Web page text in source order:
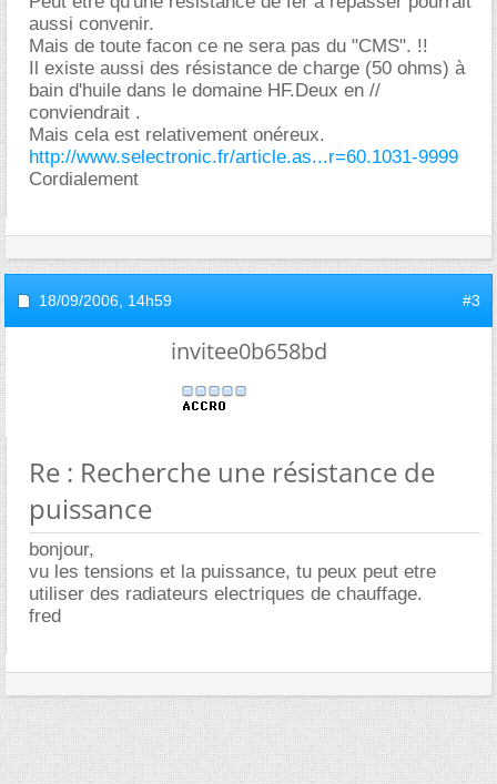
aussi convenir.
Mais de toute facon ce ne sera pas du "CMS". !!
Il existe aussi des résistance de charge (50 ohms) à
bain d'huile dans le domaine HF.Deux en //
conviendrait .
Mais cela est relativement onéreux.
http://www.selectronic.fr/article.as...r=60.1031-9999
Cordialement
18/09/2006, 14h59 #3
invitee0b658bd
Re : Recherche une résistance de
puissance
bonjour,
vu les tensions et la puissance, tu peux peut etre
utiliser des radiateurs electriques de chauffage.
fred